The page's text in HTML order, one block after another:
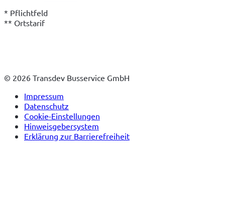
* Pflichtfeld
** Ortstarif
© 2026 Transdev Busservice GmbH
Impressum
Datenschutz
Cookie-Einstellungen
Hinweisgebersystem
Erklärung zur Barrierefreiheit